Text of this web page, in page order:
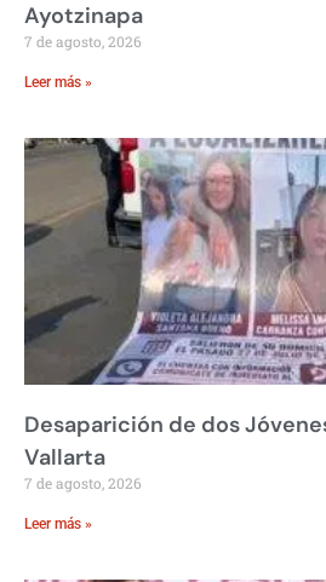
Ayotzinapa
7 de agosto, 2026
Leer más »
Desaparición de dos
Vallarta
7 de agosto, 2026
Leer más »